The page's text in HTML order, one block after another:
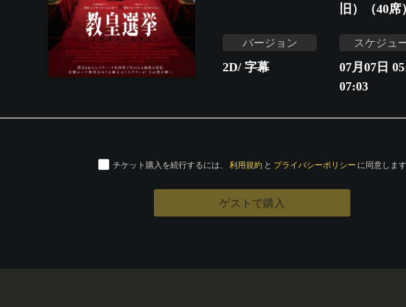
旧）（40席
バージョン
2D/ 字幕
スケジュ
07月07日
07:03
チケット購入を続行するには、 利用規約 と プライバシーポリシー に同意します
ゲストで購入